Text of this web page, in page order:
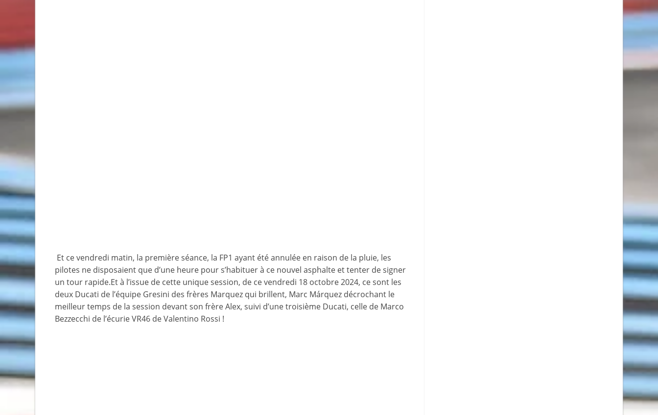
Et ce vendredi matin, la première séance, la FP1 ayant été annulée en raison de la pluie, les
pilotes ne disposaient que d’une heure pour s’habituer à ce nouvel asphalte et tenter de signer
un tour rapide.Et à l’issue de cette unique session, de ce vendredi 18 octobre 2024, ce sont les
deux Ducati de l’équipe Gresini des frères Marquez qui brillent, Marc Márquez décrochant le
meilleur temps de la session devant son frère Alex, suivi d’une troisième Ducati, celle de Marco
Bezzecchi de l’écurie VR46 de Valentino Rossi !